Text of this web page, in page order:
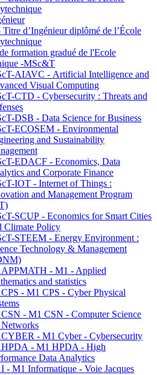
Titre d’Ingénieur diplômé de l’École
formation gradué de l'Ecole
-MSc&T
AIAVC - Artificial Intelligence and
Visual Computing
CTD - Cybersecurity : Threats and
DSB - Data Science for Business
ECOSEM - Environmental
and Sustainability
EDACF - Economics, Data
and Corporate Finance
IOT - Internet of Things :
and Management Program
SCUP - Economics for Smart Cities
Climate Policy
STEEM - Energy Environment :
Technology & Management
- M1 - Applied
and statistics
- M1 CPS - Cyber Physical
- M1 CSN - Computer Science
- M1 Cyber - Cybersecurity
- M1 HPDA - High
Data Analytics
- M1 Informatique - Voie Jacques